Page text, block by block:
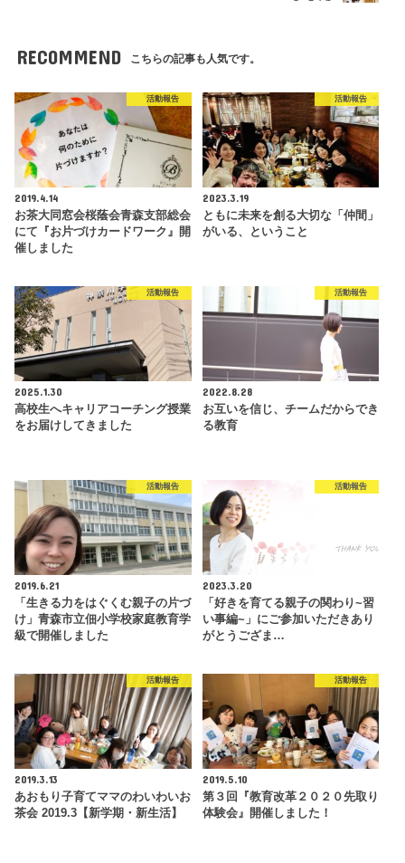
RECOMMEND こちらの記事も人気です。
活動報告
2019.4.14
お茶大同窓会桜蔭会青森支部総会
にて『お片づけカードワーク』開
催しました
活動報告
2023.3.19
ともに未来を創る大切な「仲間」
がいる、ということ
活動報告
2025.1.30
高校生へキャリアコーチング授業
をお届けしてきました
活動報告
2022.8.28
お互いを信じ、チームだからでき
る教育
活動報告
2019.6.21
「生きる力をはぐくむ親子の片づ
け」青森市立佃小学校家庭教育学
級で開催しました
活動報告
2023.3.20
「好きを育てる親子の関わり~習
い事編~」にご参加いただきあり
がとうござま…
活動報告
2019.3.13
あおもり子育てママのわいわいお
茶会 2019.3【新学期・新生活】
活動報告
2019.5.10
第３回『教育改革２０２０先取り
体験会』開催しました！